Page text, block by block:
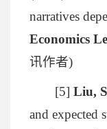
narratives
Economics
讯作者)
[5]Liu, S
and expected